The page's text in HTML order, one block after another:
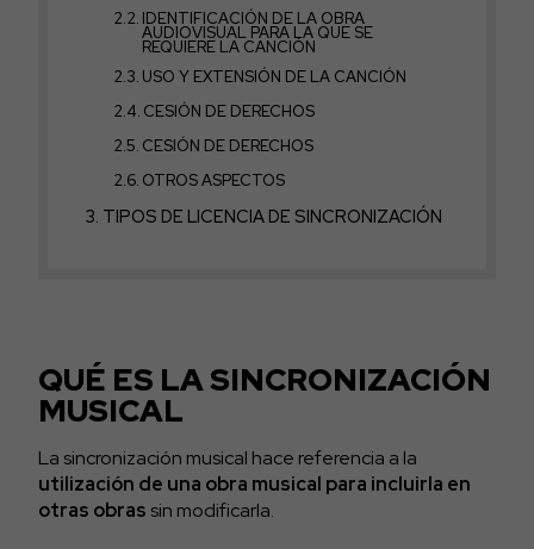
IDENTIFICACIÓN DE LA OBRA
AUDIOVISUAL PARA LA QUE SE
REQUIERE LA CANCIÓN
USO Y EXTENSIÓN DE LA CANCIÓN
CESIÓN DE DERECHOS
CESIÓN DE DERECHOS
OTROS ASPECTOS
TIPOS DE LICENCIA DE SINCRONIZACIÓN
QUÉ ES LA SINCRONIZACIÓN
MUSICAL
La sincronización musical hace referencia a la
utilización de una obra musical para incluirla en
otras obras sin modificarla.